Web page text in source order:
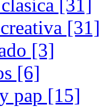
[31]
[31]
[3]
[6]
pap [15]